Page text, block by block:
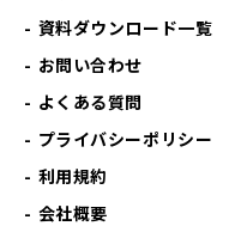
資料ダウンロード一覧
お問い合わせ
よくある質問
プライバシーポリシー
利用規約
会社概要